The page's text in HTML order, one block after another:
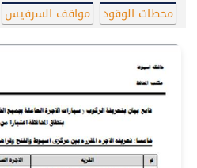
محطات الوقود
مواقف السرفيس